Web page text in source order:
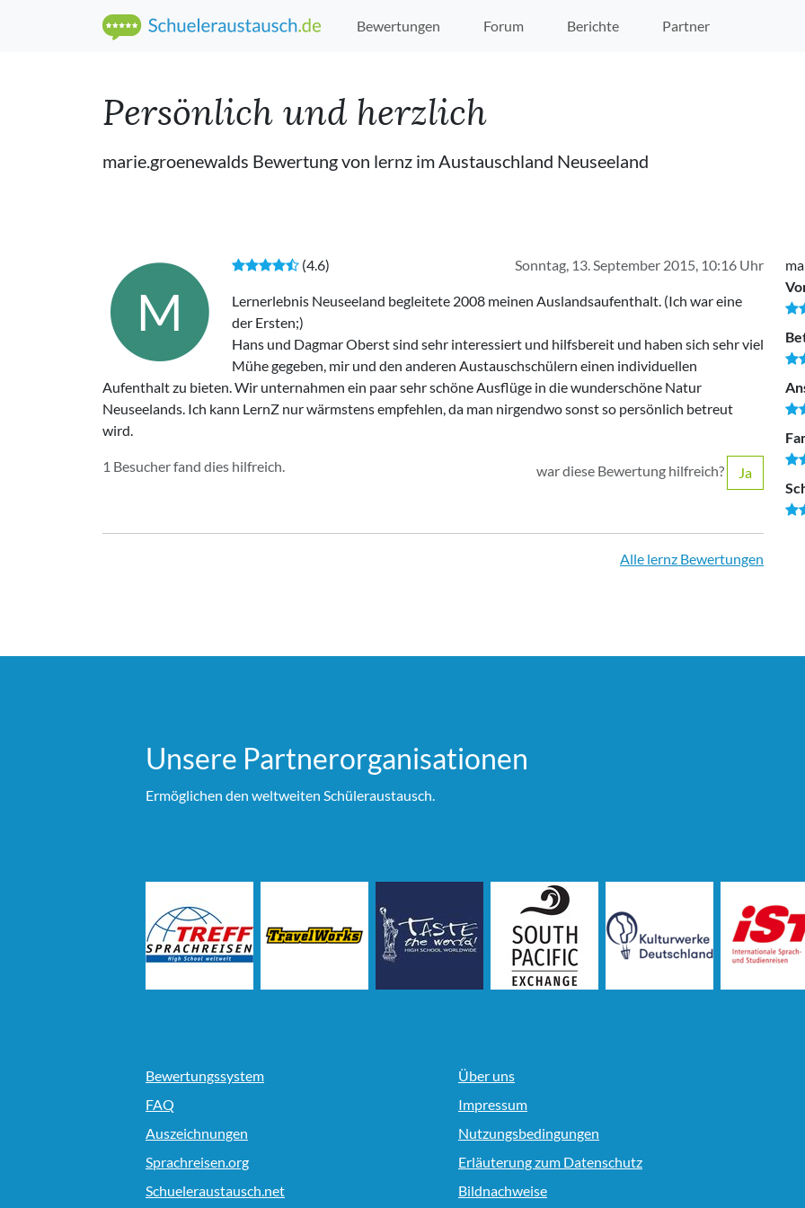
Bewertungen Forum Berichte Partner
Persönlich und herzlich
marie.groenewalds Bewertung von lernz im Austauschland Neuseeland
M
Sonntag, 13. September 2015, 10:16 Uhr
(4.6)
Lernerlebnis Neuseeland begleitete 2008 meinen Auslandsaufenthalt. (Ich war eine
der Ersten;)
Hans und Dagmar Oberst sind sehr interessiert und hilfsbereit und haben sich sehr viel
Mühe gegeben, mir und den anderen Austauschschülern einen individuellen
Aufenthalt zu bieten. Wir unternahmen ein paar sehr schöne Ausflüge in die wunderschöne Natur
Neuseelands. Ich kann LernZ nur wärmstens empfehlen, da man nirgendwo sonst so persönlich betreut
wird.
1 Besucher fand dies hilfreich. war diese Bewertung hilfreich? Ja
Alle lernz Bewertungen
Unsere Partner­organi­sationen
Ermöglichen den weltweiten Schüleraustausch.
Bewertungssystem
FAQ
Auszeichnungen
Sprachreisen.org
Schueleraustausch.net
Über uns
Impressum
Nutzungsbedingungen
Erläuterung zum Datenschutz
Bildnachweise